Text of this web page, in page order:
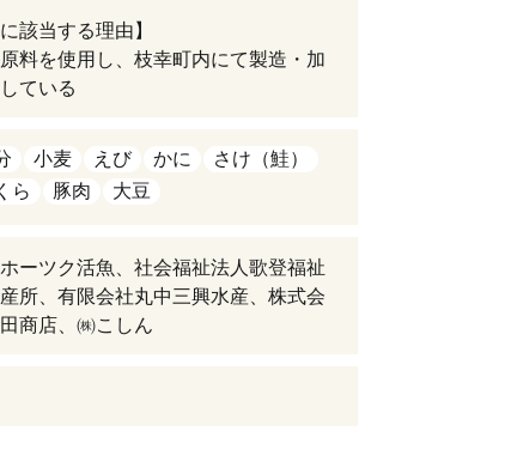
該当する理由】
料を使用し、枝幸町内にて製造・加
ている
小麦 えび かに
さけ（鮭）
ら 豚肉 大豆
ーツク活魚、社会福祉法人歌登福祉
所、有限会社丸中三興水産、株式会
商店、㈱こしん